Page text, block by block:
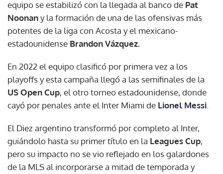
equipo se estabilizó con la llegada al banco de Pat
Noonany la formación de una de las ofensivas más
potentes de la liga con Acosta y el mexicano-
estadounidense Brandon Vázquez.
En 2022 el equipo clasificó por primera vez a los
playoffs y esta campaña llegó a las semifinales de la
US Open Cup, el otro torneo estadounidense, donde
cayó por penales ante el Inter Miami de Lionel Messi
El Diez argentino transformó por completo al Inter,
guiándolo hasta su primer título en la Leagues Cup,
pero su impacto no se vio reflejado en los galardones
de la MLS al incorporarse a mitad de temporada y